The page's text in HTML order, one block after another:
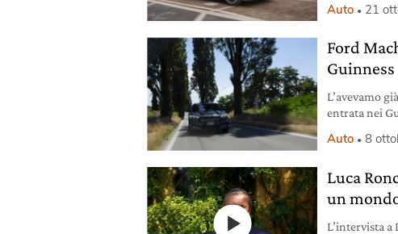
circolare fa
Auto 21
Ford
Guinness
L’avevamo
entrata nei
video prova.
Auto 8
Luca
un
L’intervista